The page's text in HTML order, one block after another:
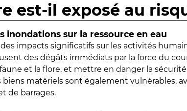
est-il exposé au
inondations sur la ressource en eau
impacts significatifs sur les activités
des dégâts immédiats par la force du
et la flore, et mettre en danger la
matériels sont également vulnérables,
de barrages.